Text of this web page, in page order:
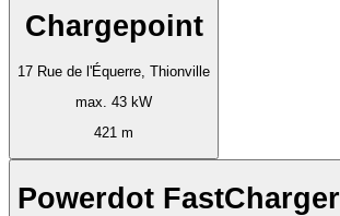
Chargepoint
17 Rue de l'Équerre, Thionville
max. 43 kW
421 m
Powerdot FastCharger